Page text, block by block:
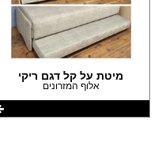
מיטת על קל דגם ריקי
אלוף המזרונים